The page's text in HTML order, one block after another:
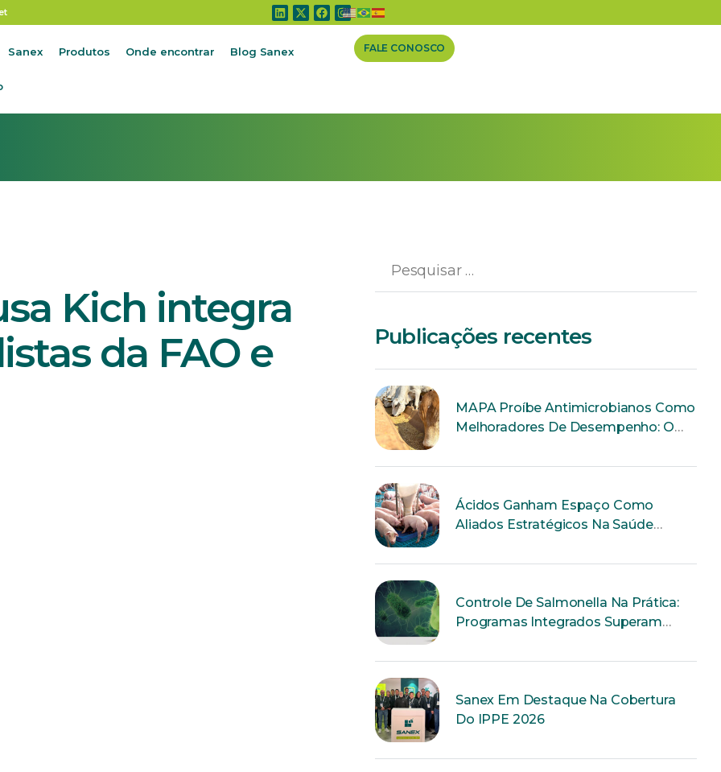
Sanex Produtos Onde encontrar Blog Sanex FALE CONOSCO
Kich integra grupo de especialistas da FAO e OMS
Kich integra
da FAO e
Publicações recentes
MAPA Proíbe Antimicrobianos Como
Melhoradores De Desempenho: O
Ácidos Ganham Espaço Como
Aliados Estratégicos Na Saúde
Controle De Salmonella Na Prática:
Programas Integrados Superam
Sanex Em Destaque Na Cobertura
Do IPPE 2026